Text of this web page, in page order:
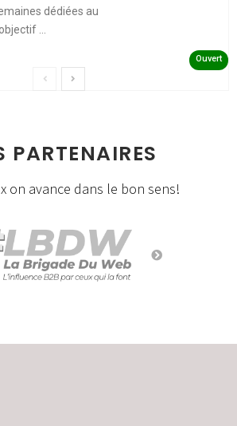
dédiées au
...
Ouvert
PARTENAIRES
on avance dans le bon sens!